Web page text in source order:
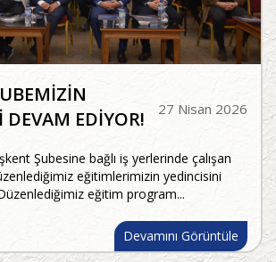
27 Nisan 2026
DEVAM EDİYOR!
Şubesine bağlı iş yerlerinde çalışan
eğitimlerimizin yedincisini
eğitim program...
Devamını Görüntüle